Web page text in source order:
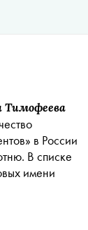
Тимофеева
в России
В списке
имени